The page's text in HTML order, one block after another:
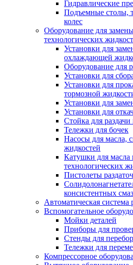
Гидравлические
Подъемные столы,
колес
Оборудование для
технологических
Установки для
охлаждающей
Оборудование для
Установки для
Установки для
тормозной
Установки для
Установки для
Стойка для раздачи
Тележки для бочек
Насосы для масла,
жидкостей
Катушки для масла
технологических
Пистолеты
консистентных
Автоматическая система
Вспомогательное
Мойки деталей
Приборы для
Стенды для
Тележки для
Компрессорное